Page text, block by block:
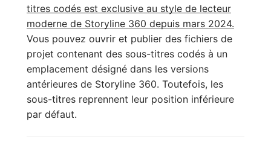
titres codés est exclusive au style de lecteur
moderne de Storyline 360 depuis mars 2024.
Vous pouvez ouvrir et publier des fichiers de
projet contenant des sous-titres codés à un
emplacement désigné dans les versions
antérieures de Storyline 360. Toutefois, les
sous-titres reprennent leur position inférieure
par défaut.